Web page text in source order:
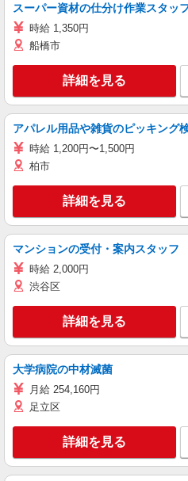
スーパー資材の仕分け作業スタッ
時給 1,350円
船橋市
詳細を見る
アパレル用品や雑貨のピッキング
時給 1,200円〜1,500円
柏市
詳細を見る
マンションの受付・案内スタッフ
時給 2,000円
渋谷区
詳細を見る
大学病院の中材滅菌
月給 254,160円
足立区
詳細を見る